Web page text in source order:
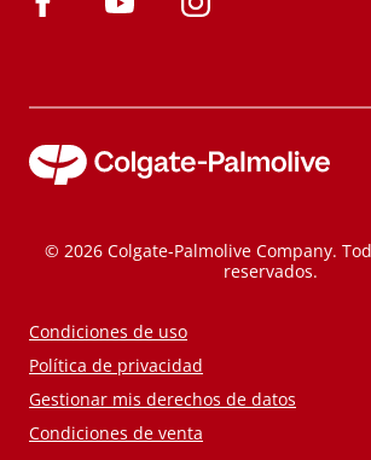
© 2026 Colgate-Palmolive Company.
reservados.
Condiciones de uso
Política de privacidad
Gestionar mis derechos de datos
Condiciones de venta